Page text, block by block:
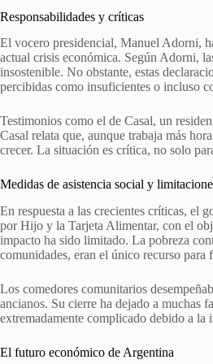
Responsabilidades y críticas
El vocero presidencial, Manuel Adorni,
actual crisis económica. Según Adorni,
insostenible. No obstante, estas
percibidas como insuficientes o incluso
Testimonios como el de Casal, un
Casal relata que, aunque trabaja más
crecer. La situación es crítica, no solo
Medidas de asistencia social y
En respuesta a las crecientes críticas, el
por Hijo y la Tarjeta Alimentar, con el
impacto ha sido limitado. La pobreza
comunidades, eran el único recurso para
Los comedores comunitarios
ancianos. Su cierre ha dejado a muchas
extremadamente complicado debido a
El futuro económico de Argentina